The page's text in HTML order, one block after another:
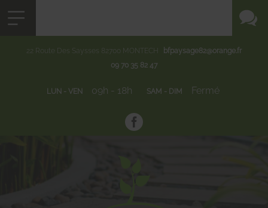
22 Route Des Saysses 82700 MONTECH
bfpaysage82@orange.fr
09 70 35 82 47
LUN - VEN 09h - 18h SAM - DIM Fermé